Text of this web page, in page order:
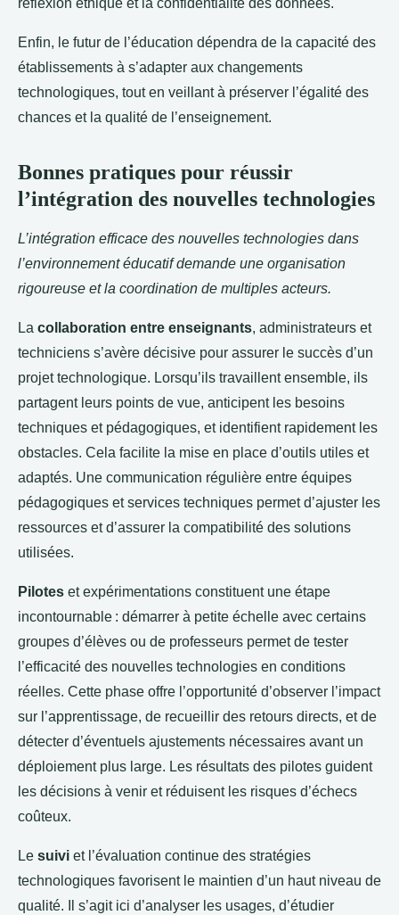
réflexion éthique et la confidentialité des données.
Enfin, le futur de l’éducation dépendra de la capacité des
établissements à s’adapter aux changements
technologiques, tout en veillant à préserver l’égalité des
chances et la qualité de l’enseignement.
Bonnes pratiques pour réussir
l’intégration des nouvelles technologies
L’intégration efficace des nouvelles technologies dans
l’environnement éducatif demande une organisation
rigoureuse et la coordination de multiples acteurs.
La collaboration entre enseignants, administrateurs et
techniciens s’avère décisive pour assurer le succès d’un
projet technologique. Lorsqu’ils travaillent ensemble, ils
partagent leurs points de vue, anticipent les besoins
techniques et pédagogiques, et identifient rapidement les
obstacles. Cela facilite la mise en place d’outils utiles et
adaptés. Une communication régulière entre équipes
pédagogiques et services techniques permet d’ajuster les
ressources et d’assurer la compatibilité des solutions
utilisées.
Pilotes et expérimentations constituent une étape
incontournable : démarrer à petite échelle avec certains
groupes d’élèves ou de professeurs permet de tester
l’efficacité des nouvelles technologies en conditions
réelles. Cette phase offre l’opportunité d’observer l’impact
sur l’apprentissage, de recueillir des retours directs, et de
détecter d’éventuels ajustements nécessaires avant un
déploiement plus large. Les résultats des pilotes guident
les décisions à venir et réduisent les risques d’échecs
coûteux.
Le suivi et l’évaluation continue des stratégies
technologiques favorisent le maintien d’un haut niveau de
qualité. Il s’agit ici d’analyser les usages, d’étudier